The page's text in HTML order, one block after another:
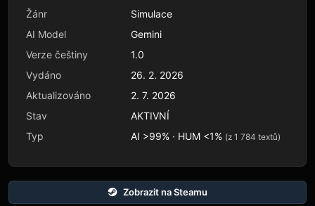
Žánr
Simulace
AI Model
Gemini
Verze češtiny
1.0
Vydáno
26. 2. 2026
Aktualizováno
2. 7. 2026
Stav
AKTIVNÍ
Typ
AI >99% · HUM <1% (z 1 784 textů)
Zobrazit na Steamu